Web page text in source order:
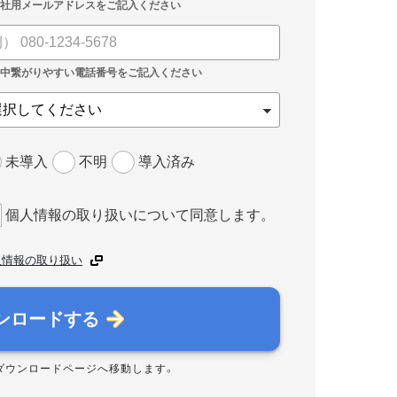
未導入 不明 導入済み
個人情報の取り扱いについて同意します。
報の取り扱い
ロードする
ウンロードページへ移動します。